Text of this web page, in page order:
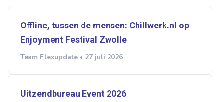
Offline, tussen de mensen: Chillwerk.nl op
Enjoyment Festival Zwolle
Team Flexupdate • 27 juli 2026
Uitzendbureau Event 2026